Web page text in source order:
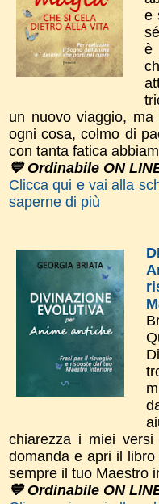
e
è
un nuovo viaggio,
ogni cosa, colmo di
con tanta fatica
💙 Ordinabile ON
Clicca qui e vai alla
saperne di più
chiarezza i miei
domanda e apri il
sempre il tuo Maestro
💙 Ordinabile ON